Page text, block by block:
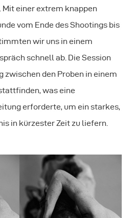
Mit einer extrem knappen
vom Ende des Shootings bis
wir uns in einem
schnell ab. Die Session
zwischen den Proben in einem
was eine
erforderte, um ein starkes,
in kürzester Zeit zu liefern.